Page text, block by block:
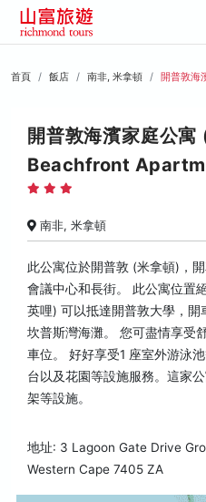
首頁 飯店 南非, 米拿頓 開普敦海
開普敦海濱家庭公
Beachfront
南非, 米拿頓
此公寓位於開普敦 (米拿頓)，
會議中心和長街。 此公寓位置
英哩) 可以抵達開普敦大學，開
坎普斯灣海灘。 您可盡情享受
車位。 好好享受1 座室外游泳
台以及花園等設施服務。這家
架等設施。
地址: 3 Lagoon Gate Drive
Western Cape 7405 ZA